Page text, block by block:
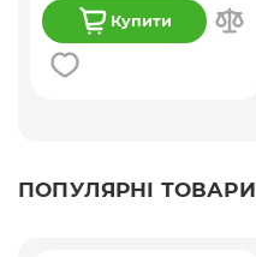
Купити
ПОПУЛЯРНІ ТОВАРИ